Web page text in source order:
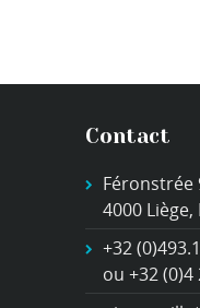
Contact
Féronstrée
4000
+32
ou +32 (0)4